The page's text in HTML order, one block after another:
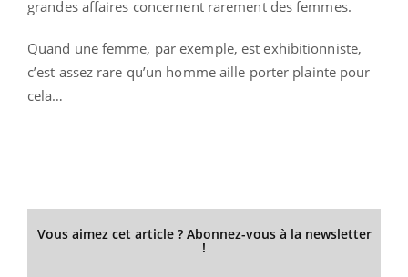
grandes affaires concernent rarement des femmes.
Quand une femme, par exemple, est exhibitionniste,
c’est assez rare qu’un homme aille porter plainte pour
cela…
Vous aimez cet article ? Abonnez-vous à la newsletter
!